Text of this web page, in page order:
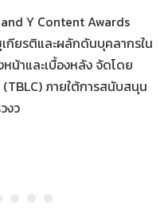
Y Content Awards
กียรติและผลักดันบุคลากรใน
น้าและเบื้องหลัง จัดโดย
ภายใต้การสนับสนุน
งว